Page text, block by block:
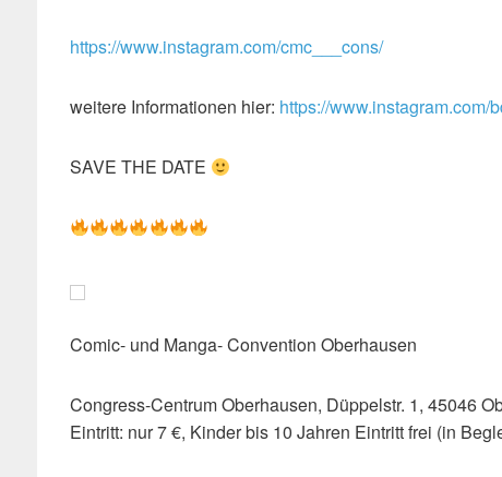
https://www.instagram.com/cmc___cons/
weitere Informationen hier: https://www.instagram.com/
SAVE THE DATE
Comic- und Manga- Convention Oberhausen
Congress-Centrum Oberhausen, Düppelstr. 1, 45046
Eintritt: nur 7 €, Kinder bis 10 Jahren Eintritt frei (in